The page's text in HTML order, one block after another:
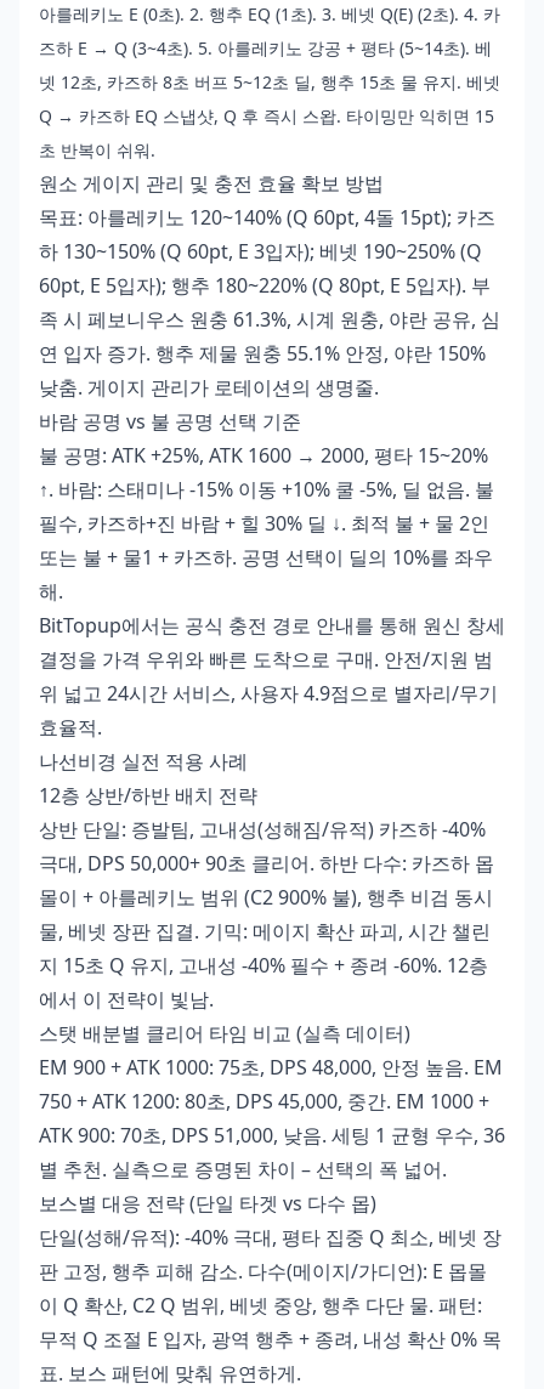
아를레키노 E (0초). 2. 행추 EQ (1초). 3. 베넷 Q(E) (2초). 4. 카
즈하 E → Q (3~4초). 5. 아를레키노 강공 + 평타 (5~14초). 베
넷 12초, 카즈하 8초 버프 5~12초 딜, 행추 15초 물 유지. 베넷
Q → 카즈하 EQ 스냅샷, Q 후 즉시 스왑. 타이밍만 익히면 15
초 반복이 쉬워.
원소 게이지 관리 및 충전 효율 확보 방법
목표: 아를레키노 120~140% (Q 60pt, 4돌 15pt); 카즈
하 130~150% (Q 60pt, E 3입자); 베넷 190~250% (Q
60pt, E 5입자); 행추 180~220% (Q 80pt, E 5입자). 부
족 시 페보니우스 원충 61.3%, 시계 원충, 야란 공유, 심
연 입자 증가. 행추 제물 원충 55.1% 안정, 야란 150%
낮춤. 게이지 관리가 로테이션의 생명줄.
바람 공명 vs 불 공명 선택 기준
불 공명: ATK +25%, ATK 1600 → 2000, 평타 15~20%
↑. 바람: 스태미나 -15% 이동 +10% 쿨 -5%, 딜 없음. 불
필수, 카즈하+진 바람 + 힐 30% 딜 ↓. 최적 불 + 물 2인
또는 불 + 물1 + 카즈하. 공명 선택이 딜의 10%를 좌우
해.
BitTopup에서는 공식 충전 경로 안내를 통해 원신 창세
결정을 가격 우위와 빠른 도착으로 구매. 안전/지원 범
위 넓고 24시간 서비스, 사용자 4.9점으로 별자리/무기
효율적.
나선비경 실전 적용 사례
12층 상반/하반 배치 전략
상반 단일: 증발팀, 고내성(성해짐/유적) 카즈하 -40%
극대, DPS 50,000+ 90초 클리어. 하반 다수: 카즈하 몹
몰이 + 아를레키노 범위 (C2 900% 불), 행추 비검 동시
물, 베넷 장판 집결. 기믹: 메이지 확산 파괴, 시간 챌린
지 15초 Q 유지, 고내성 -40% 필수 + 종려 -60%. 12층
에서 이 전략이 빛남.
스탯 배분별 클리어 타임 비교 (실측 데이터)
EM 900 + ATK 1000: 75초, DPS 48,000, 안정 높음. EM
750 + ATK 1200: 80초, DPS 45,000, 중간. EM 1000 +
ATK 900: 70초, DPS 51,000, 낮음. 세팅 1 균형 우수, 36
별 추천. 실측으로 증명된 차이 – 선택의 폭 넓어.
보스별 대응 전략 (단일 타겟 vs 다수 몹)
단일(성해/유적): -40% 극대, 평타 집중 Q 최소, 베넷 장
판 고정, 행추 피해 감소. 다수(메이지/가디언): E 몹몰
이 Q 확산, C2 Q 범위, 베넷 중앙, 행추 다단 물. 패턴:
무적 Q 조절 E 입자, 광역 행추 + 종려, 내성 확산 0% 목
표. 보스 패턴에 맞춰 유연하게.